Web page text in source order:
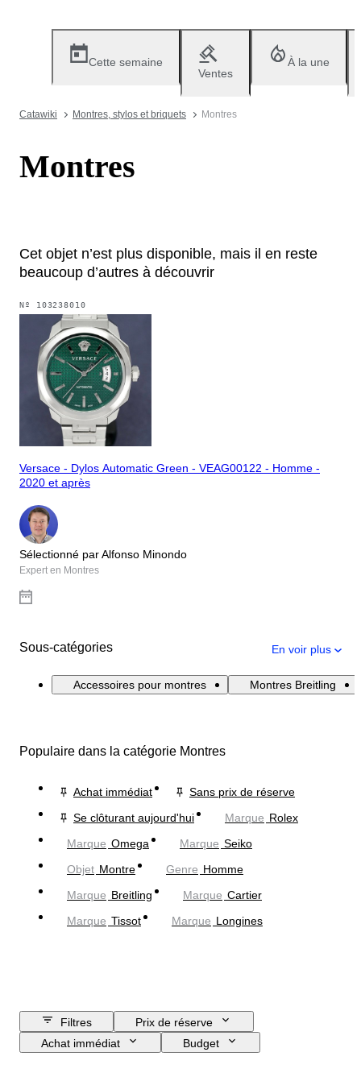
Cette semaine
Ventes
À la une
Catawiki Montres, stylos et briquets Montres
Montres
Cet objet n’est plus disponible, mais il en reste
beaucoup d’autres à découvrir
Nº 103238010
Versace - Dylos Automatic Green - VEAG00122 - Homme -
2020 et après
Sélectionné par Alfonso Minondo
Expert en Montres
Sous-catégories En voir plus
Accessoires pour montres Montres Breitling
Populaire dans la catégorie Montres
Achat immédiat
Sans prix de réserve
Se clôturant aujourd'hui
Marque Rolex
Marque Omega Marque Seiko
Objet Montre Genre Homme
Marque Breitling Marque Cartier
Marque Tissot Marque Longines
Filtres
Prix de réserve
Achat immédiat
Budget